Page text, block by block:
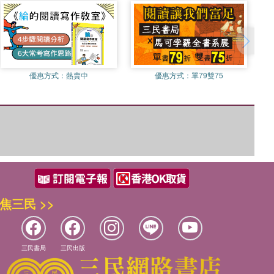
優惠方式： 熱賣中 優惠方式：單79雙75
三民 >>
三民書局 三民出版